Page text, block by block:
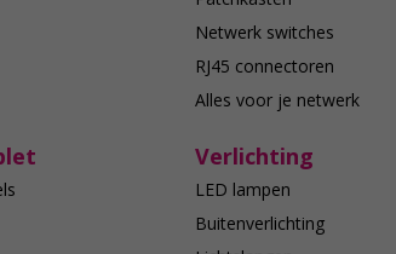
Netwerk switches
RJ45 connectoren
Alles voor je netwerk
Verlichting
LED lampen
Buitenverlichting